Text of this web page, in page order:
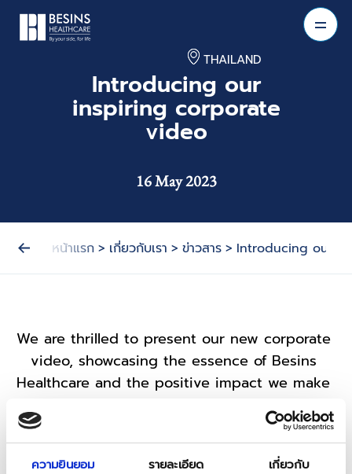
ความยินยอม รายละเอียด เกี่ยวกับ
THAILAND
Introducing our
inspiring corporate
video
16 May 2023
หน้าแรก > เกี่ยวกับเรา > ข่าวสาร > Introducing our
We are thrilled to present our new corporate
video, showcasing the essence of Besins
Healthcare and the positive impact we make
in the lives of women and men worldwide.
Join us on this inspiring journey as we shape
a better future together.